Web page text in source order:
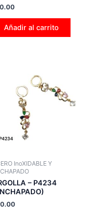
Añadir al carrito
InoXIDABLE Y
– P4234